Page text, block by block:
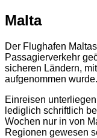
Malta
Der Flughafen
Passagierverkehr
sicheren Ländern,
aufgenommen wurde.
Einreisen
lediglich schriftlich
Wochen nur in von
Regionen gewesen